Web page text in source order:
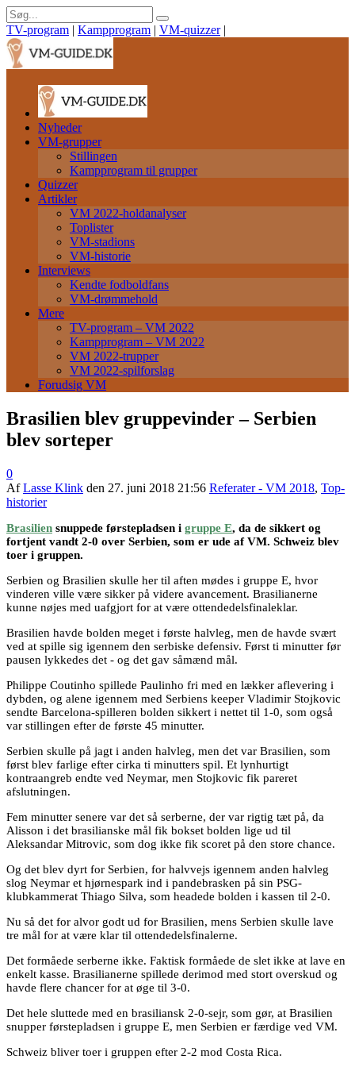
TV-program | Kampprogram | VM-quizzer |
Nyheder
VM-grupper
Stillingen
Kampprogram til grupper
Quizzer
Artikler
VM 2022-holdanalyser
Toplister
VM-stadions
VM-historie
Interviews
Kendte fodboldfans
VM-drømmehold
Mere
TV-program – VM 2022
Kampprogram – VM 2022
VM 2022-trupper
VM 2022-spilforslag
Forudsig VM
Brasilien blev gruppevinder – Serbien
blev sorteper
0
AfLasse Klink den 27. juni 2018 21:56 Referater - VM 2018, Top-
historier
Brasilien snuppede førstepladsen i gruppe E, da de sikkert og
fortjent vandt 2-0 over Serbien, som er ude af VM. Schweiz blev
toer i gruppen.
Serbien og Brasilien skulle her til aften mødes i gruppe E, hvor
vinderen ville være sikker på videre avancement. Brasilianerne
kunne nøjes med uafgjort for at være ottendedelsfinaleklar.
Brasilien havde bolden meget i første halvleg, men de havde svært
ved at spille sig igennem den serbiske defensiv. Først ti minutter før
pausen lykkedes det - og det gav såmænd mål.
Philippe Coutinho spillede Paulinho fri med en lækker aflevering i
dybden, og alene igennem med Serbiens keeper Vladimir Stojkovic
sendte Barcelona-spilleren bolden sikkert i nettet til 1-0, som også
var stillingen efter de første 45 minutter.
Serbien skulle på jagt i anden halvleg, men det var Brasilien, som
først blev farlige efter cirka ti minutters spil. Et lynhurtigt
kontraangreb endte ved Neymar, men Stojkovic fik pareret
afslutningen.
Fem minutter senere var det så serberne, der var rigtig tæt på, da
Alisson i det brasilianske mål fik bokset bolden lige ud til
Aleksandar Mitrovic, som dog ikke fik scoret på den store chance.
Og det blev dyrt for Serbien, for halvvejs igennem anden halvleg
slog Neymar et hjørnespark ind i pandebrasken på sin PSG-
klubkammerat Thiago Silva, som headede bolden i kassen til 2-0.
Nu så det for alvor godt ud for Brasilien, mens Serbien skulle lave
tre mål for at være klar til ottendedelsfinalerne.
Det formåede serberne ikke. Faktisk formåede de slet ikke at lave en
enkelt kasse. Brasilianerne spillede derimod med stort overskud og
havde flere chancer for at øge til 3-0.
Det hele sluttede med en brasiliansk 2-0-sejr, som gør, at Brasilien
snupper førstepladsen i gruppe E, men Serbien er færdige ved VM.
Schweiz bliver toer i gruppen efter 2-2 mod Costa Rica.